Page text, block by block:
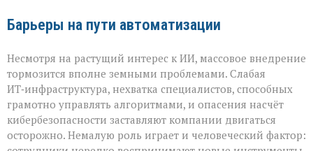
Барьеры на пути автоматизации
Несмотря на растущий интерес к ИИ, массовое внедрение
тормозится вполне земными проблемами. Слабая
ИТ‑инфраструктура, нехватка специалистов, способных
грамотно управлять алгоритмами, и опасения насчёт
кибербезопасности заставляют компании двигаться
осторожно. Немалую роль играет и человеческий фактор: